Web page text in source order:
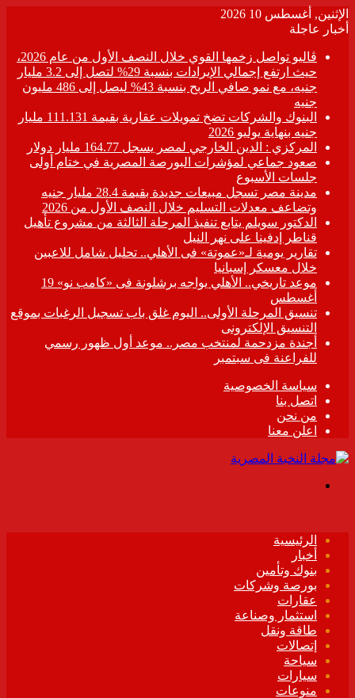
الإثنين, أغسطس 10 2026
أخبار عاجلة
ڤاليو تواصل زخمها القوي خلال النصف الأول من عام 2026،
حيث ارتفع إجمالي الإيرادات بنسبة 29% لتصل إلى 3.2 مليار
جنيه، مع نمو صافي الربح بنسبة 43% ليصل إلى 486 مليون
جنيه
البنوك والشركات تضخ تمويلات عقارية بقيمة 111.131 مليار
جنيه بنهاية يوليو 2026
المركزي : الدين الخارجي لمصر يسجل 164.77 مليار دولار
صعود جماعي لمؤشرات البورصة المصرية في ختام أولى
جلسات الأسبوع
مدينة مصر تسجل مبيعات جديدة بقيمة 28.4 مليار جنيه
وتضاعف معدلات التسليم خلال النصف الأول من 2026
الدكتور سويلم يتابع تنفيذ المرحلة الثالثة من مشروع تأهيل
قناطر إدفينا على نهر النيل
تقارير يومية لـ«عموتة» فى الأهلي.. تحليل شامل للاعبين
خلال معسكر إسبانيا
موعد تاريخي.. الأهلي يواجه برشلونة فى «كامب نو» 19
أغسطس
تنسيق المرحلة الأولى.. اليوم غلق باب تسجيل الرغبات بموقع
التنسيق الإلكترونى
أجندة مزدحمة لمنتخب مصر.. موعد أول ظهور رسمي
للفراعنة فى سبتمبر
سياسة الخصوصية
اتصل بنا
من نحن
اعلن معنا
الرئيسية
أخبار
بنوك وتأمين
بورصة وشركات
عقارات
استثمار وصناعة
طاقة ونقل
إتصالات
سياحة
سيارات
منوعات